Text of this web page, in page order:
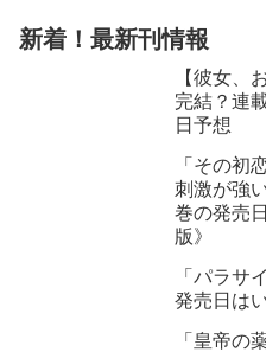
新着！最新刊情報
【彼女、
完結？連
日予想
「その初
刺激が強
巻の発売
版》
「パラサ
発売日は
「皇帝の